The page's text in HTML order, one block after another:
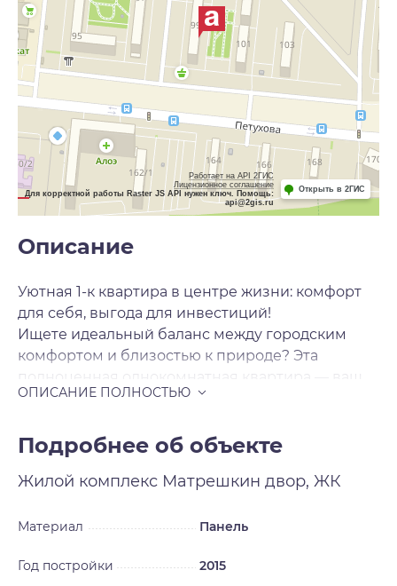
Работает на API 2ГИС
Лицензионное соглашение
Для корректной работы Raster JS API нужен ключ. Помощь:
api@2gis.ru
Открыть в 2ГИС
Описание
Уютная 1-к квартира в центре жизни: комфорт
для себя, выгода для инвестиций!
Ищете идеальный баланс между городским
комфортом и близостью к природе? Эта
полноценная однокомнатная квартира — ваш
правильный выбор.
• Правильная планировка: Изолированная
комната и отдельная кухня.
• Комфортный 4 этаж: Грузовой лифт обеспечит
создаст приятное впечатление с первого шага.
дополнительное место для отдыха.
Подробнее об объекте
Жилой комплекс Матрешкин двор, ЖК
Материал Панель
Год постройки 2015